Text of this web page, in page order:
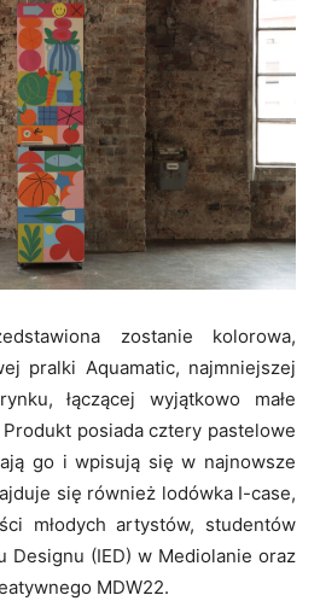
zostanie kolorowa,
pralki Aquamatic, najmniejszej
łączącej wyjątkowo małe
posiada cztery pastelowe
go i wpisują się w najnowsze
się również lodówka I-case,
młodych artystów, studentów
Designu (IED) w Mediolanie oraz
MDW22.